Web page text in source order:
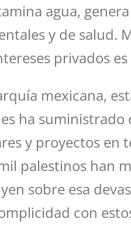
agua,
y de
privados
mexicana,
ha
y proyectos
palestinos han
sobre esa
con